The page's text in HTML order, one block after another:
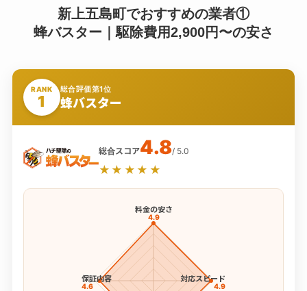
新上五島町でおすすめの業者①
蜂バスター｜駆除費用2,900円〜の安さ
RANK
1
総合評価第1位
蜂バスター
総合スコア4.8/ 5.0
★★★★★
料金の安さ
4.9
対応スピード
4.9
保証内容
4.6